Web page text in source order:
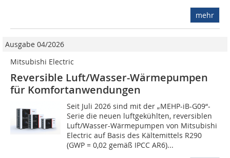
mehr
Ausgabe 04/2026
Mitsubishi Electric
Reversible Luft/Wasser-Wärmepumpen
für Komfortanwendungen
Seit Juli 2026 sind mit der „MEHP-iB-G09“-
Serie die neuen luftgekühlten, reversi­blen
Luft/Wasser-Wärmepumpen von Mitsubishi
Electric auf Basis des Kältemittels R290
(GWP = 0,02 gemäß IPCC AR6)...